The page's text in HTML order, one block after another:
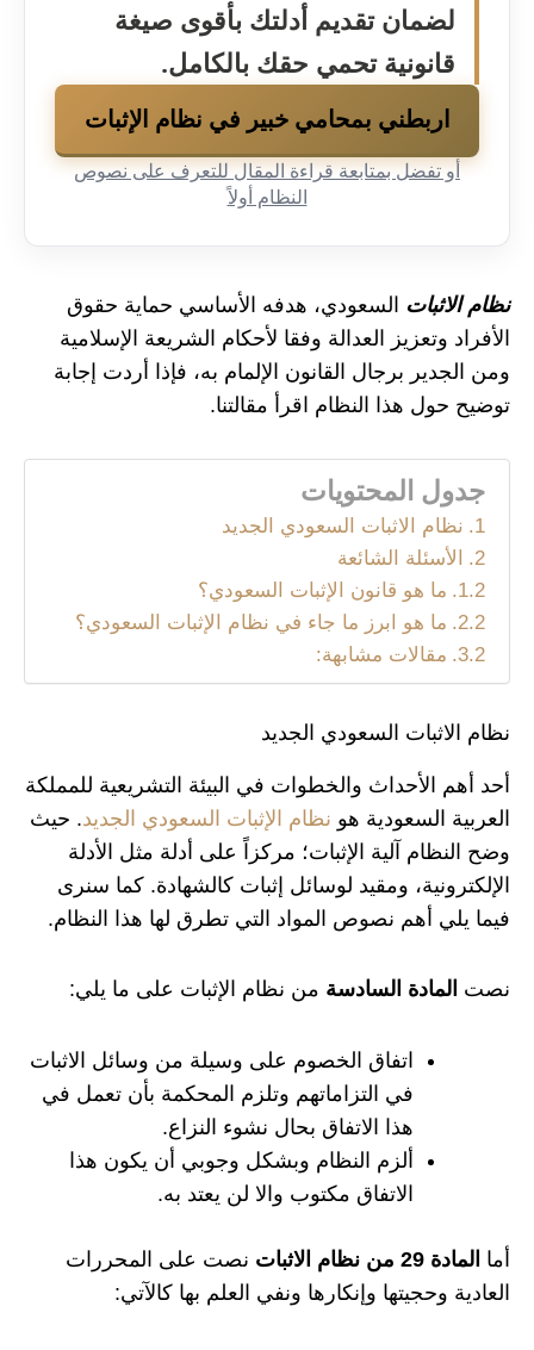
لضمان تقديم أدلتك بأقوى صيغة
قانونية تحمي حقك بالكامل.
اربطني بمحامي خبير في نظام الإثبات
أو تفضل بمتابعة قراءة المقال للتعرف على نصوص
النظام أولاً
نظام الاثبات السعودي، هدفه الأساسي حماية حقوق
الأفراد وتعزيز العدالة وفقا لأحكام الشريعة الإسلامية
ومن الجدير برجال القانون الإلمام به، فإذا أردت إجابة
توضيح حول هذا النظام اقرأ مقالتنا.
جدول المحتويات
نظام الاثبات السعودي الجديد
الأسئلة الشائعة
ما هو قانون الإثبات السعودي؟
ما هو ابرز ما جاء في نظام الإثبات السعودي؟
مقالات مشابهة:
نظام الاثبات السعودي الجديد
أحد أهم الأحداث والخطوات في البيئة التشريعية للمملكة
العربية السعودية هو نظام الإثبات السعودي الجديد. حيث
وضح النظام آلية الإثبات؛ مركزاً على أدلة مثل الأدلة
الإلكترونية، ومقيد لوسائل إثبات كالشهادة. كما سنرى
فيما يلي أهم نصوص المواد التي تطرق لها هذا النظام.
نصت المادة السادسة من نظام الإثبات على ما يلي:
اتفاق الخصوم على وسيلة من وسائل الاثبات
في التزاماتهم وتلزم المحكمة بأن تعمل في
هذا الاتفاق بحال نشوء النزاع.
ألزم النظام وبشكل وجوبي أن يكون هذا
الاتفاق مكتوب والا لن يعتد به.
أما المادة 29 من نظام الاثبات
نصت على المحررات
العادية وحجيتها وإنكارها ونفي العلم بها كالآتي: